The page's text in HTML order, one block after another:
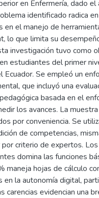
en Enfermería, dado
identificado radica
en el manejo de
lo que limita su
investigación tuvo como
estudiantes del primer
Ecuador. Se empleó un
que incluyó una
basada en el
los avances. La
por conveniencia. Se
de competencias,
por criterio de expertos.
domina las funciones
maneja hojas de cálculo
en la autonomía digital,
carencias evidencian una